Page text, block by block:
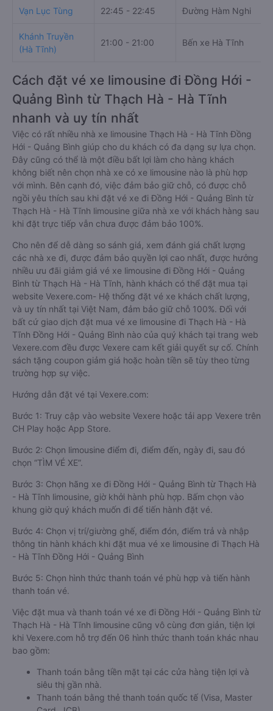
Vạn Lục Tùng 22:45 - 22:45 Đường Hàm Nghi
Khánh Truyền
(Hà Tĩnh)
21:00 - 21:00 Bến xe Hà Tĩnh
Cách đặt vé xe limousine đi Đồng Hới -
Quảng Bình từ Thạch Hà - Hà Tĩnh
nhanh và uy tín nhất
Việc có rất nhiều nhà xe limousine Thạch Hà - Hà Tĩnh Đồng
Hới - Quảng Bình giúp cho du khách có đa dạng sự lựa chọn.
Đây cũng có thể là một điều bất lợi làm cho hàng khách
không biết nên chọn nhà xe có xe limousine nào là phù hợp
với mình. Bên cạnh đó, việc đảm bảo giữ chỗ, có được chỗ
ngồi yêu thích sau khi đặt vé xe đi Đồng Hới - Quảng Bình từ
Thạch Hà - Hà Tĩnh limousine giữa nhà xe với khách hàng sau
khi đặt trực tiếp vẫn chưa được đảm bảo 100%.
Cho nên để dễ dàng so sánh giá, xem đánh giá chất lượng
các nhà xe đi, được đảm bảo quyền lợi cao nhất, được hưởng
nhiều ưu đãi giảm giá vé xe limousine đi Đồng Hới - Quảng
Bình từ Thạch Hà - Hà Tĩnh, hành khách có thể đặt mua tại
website Vexere.com- Hệ thống đặt vé xe khách chất lượng,
và uy tín nhất tại Việt Nam, đảm bảo giữ chỗ 100%. Đối với
bất cứ giao dịch đặt mua vé xe limousine đi Thạch Hà - Hà
Tĩnh Đồng Hới - Quảng Bình nào của quý khách tại trang web
Vexere.com đều được Vexere cam kết giải quyết sự cố. Chính
sách tặng coupon giảm giá hoặc hoàn tiền sẽ tùy theo từng
trường hợp sự việc.
Hướng dẫn đặt vé tại Vexere.com:
Bước 1: Truy cập vào website Vexere hoặc tải app Vexere trên
CH Play hoặc App Store.
Bước 2: Chọn limousine điểm đi, điểm đến, ngày đi, sau đó
chọn “TÌM VÉ XE”.
Bước 3: Chọn hãng xe đi Đồng Hới - Quảng Bình từ Thạch Hà
- Hà Tĩnh limousine, giờ khởi hành phù hợp. Bấm chọn vào
khung giờ quý khách muốn đi để tiến hành đặt vé.
Bước 4: Chọn vị trí/giường ghế, điểm đón, điểm trả và nhập
thông tin hành khách khi đặt mua vé xe limousine đi Thạch Hà
- Hà Tĩnh Đồng Hới - Quảng Bình
Bước 5: Chọn hình thức thanh toán vé phù hợp và tiến hành
thanh toán vé.
Việc đặt mua và thanh toán vé xe đi Đồng Hới - Quảng Bình từ
Thạch Hà - Hà Tĩnh limousine cũng vô cùng đơn giản, tiện lợi
khi Vexere.com hỗ trợ đến 06 hình thức thanh toán khác nhau
bao gồm:
Thanh toán bằng tiền mặt tại các cửa hàng tiện lợi và
siêu thị gần nhà.
Thanh toán bằng thẻ thanh toán quốc tế (Visa, Master